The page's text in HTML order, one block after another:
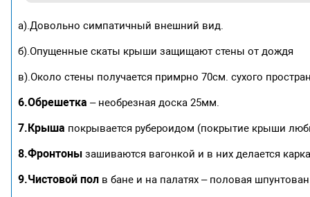
а).Довольно симпатичный внешний вид.
б).Опущенные скаты крыши защищают стены от дождя
в).Около стены получается примрно 70см. сухого
6.Обрешетка – необрезная доска 25мм.
7.Крыша покрывается рубероидом (покрытие крыши
8.Фронтоны зашиваются вагонкой и в них делается
9.Чистовой пол в бане и на палатях – половая